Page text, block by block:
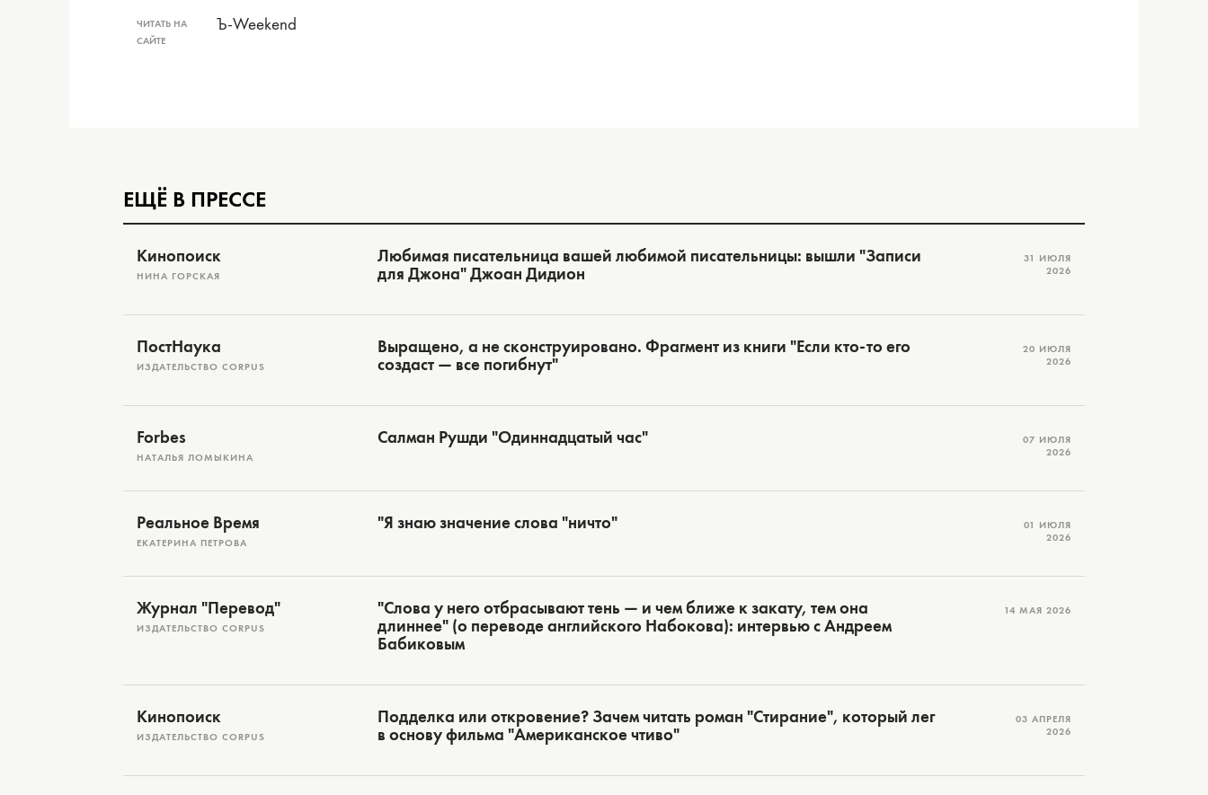
ЧИТАТЬ НА
САЙТЕ
Ъ-Weekend
ЕЩЁ В ПРЕССЕ
Кинопоиск
НИНА ГОРСКАЯ
31 ИЮЛЯ
2026
Любимая писательница вашей любимой писательницы: вышли "Записи
для Джона" Джоан Дидион
ПостНаука
ИЗДАТЕЛЬСТВО CORPUS
20 ИЮЛЯ
2026
Выращено, а не сконструировано. Фрагмент из книги "Если кто-то его
создаст — все погибнут"
Forbes
НАТАЛЬЯ ЛОМЫКИНА
07 ИЮЛЯ
2026
Салман Рушди "Одиннадцатый час"
Реальное Время
ЕКАТЕРИНА ПЕТРОВА
01 ИЮЛЯ
2026
"Я знаю значение слова "ничто"
Журнал "Перевод"
ИЗДАТЕЛЬСТВО CORPUS
14 МАЯ 2026
"Слова у него отбрасывают тень — и чем ближе к закату, тем она
длиннее" (о переводе английского Набокова): интервью с Андреем
Бабиковым
Кинопоиск
ИЗДАТЕЛЬСТВО CORPUS
03 АПРЕЛЯ
2026
Подделка или откровение? Зачем читать роман "Стирание", который лег
в основу фильма "Американское чтиво"